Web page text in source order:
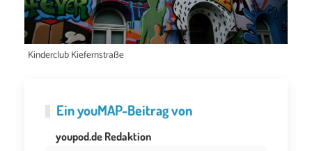
Kinderclub Kiefernstraße
EinyouMAP-Beitrag von
youpod.de Redaktion